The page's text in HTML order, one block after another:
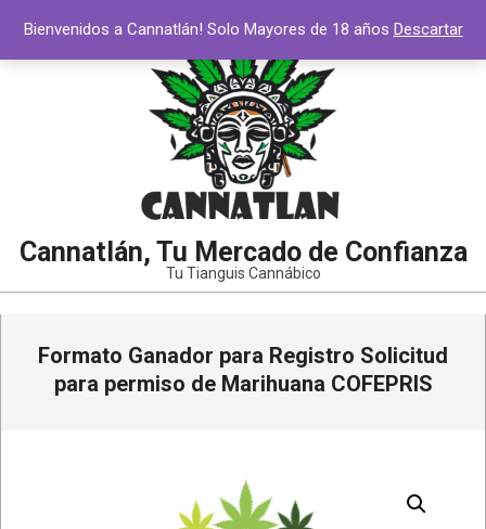
contenido
Cannatlán, Tu Mercado de Confianza
Tu Tianguis Cannábico
navegación
Formato Ganador para Registro Solicitud
para permiso de Marihuana COFEPRIS
Bienvenidos a Cannatlán! Solo Mayores de 18 años Descartar